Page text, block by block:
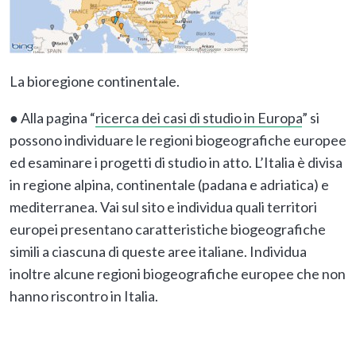
La bioregione continentale.
● Alla pagina “ricerca dei casi di studio in Europa” si
possono individuare le regioni biogeografiche europee
ed esaminare i progetti di studio in atto. L’Italia è divisa
in regione alpina, continentale (padana e adriatica) e
mediterranea. Vai sul sito e individua quali territori
europei presentano caratteristiche biogeografiche
simili a ciascuna di queste aree italiane. Individua
inoltre alcune regioni biogeografiche europee che non
hanno riscontro in Italia.